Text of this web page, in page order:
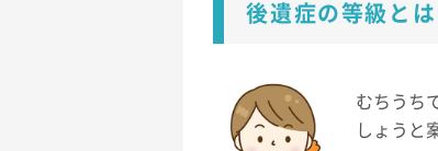
後遺症の等級とは
むちうち
しょうと